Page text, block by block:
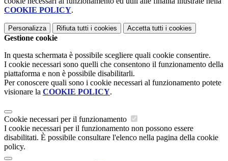
COOKIE POLICY.
Personalizza Rifiuta tutti i cookies Accetta tutti i cookies
Gestione cookie
In questa schermata è possibile scegliere quali cookie consentire.
I cookie necessari sono quelli che consentono il funzionamento della
piattaforma e non è possibile disabilitarli.
Per conoscere quali sono i cookie necessari al funzionamento potete
visionare la COOKIE POLICY.
Cookie necessari per il funzionamento
I cookie necessari per il funzionamento non possono essere
disabilitati. È possibile consultare l'elenco nella pagina della cookie
policy.